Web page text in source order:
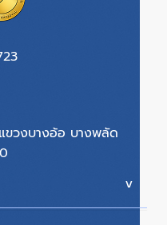
วงบางอ้อ บางพลัด